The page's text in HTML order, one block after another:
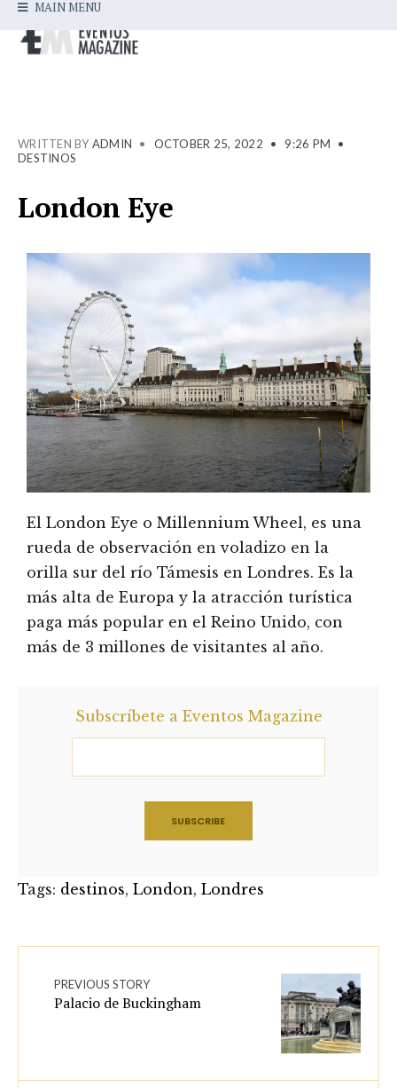
MAIN MENU
WRITTEN BY ADMIN • OCTOBER 25, 2022 • 9:26 PM
•
DESTINOS
London Eye
El London Eye o Millennium Wheel, es una
rueda de observación en voladizo en la
orilla sur del río Támesis en Londres. Es la
más alta de Europa y la atracción turística
paga más popular en el Reino Unido, con
más de 3 millones de visitantes al año.
Subscríbete a Eventos Magazine
Tags: destinos, London, Londres
PREVIOUS STORY
Palacio de Buckingham